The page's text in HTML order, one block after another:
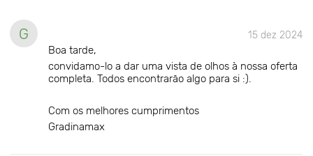
G 15 dez 2024
Boa tarde,
convidamo-lo a dar uma vista de olhos à nossa oferta
completa. Todos encontrarão algo para si :).
Com os melhores cumprimentos
Gradinamax